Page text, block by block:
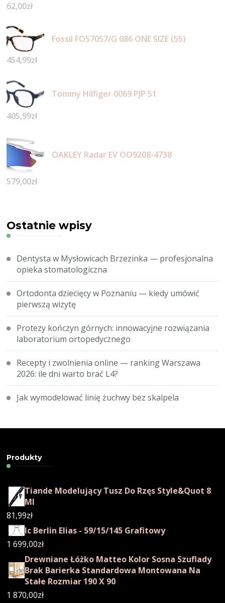
62,00zł
Fossil FOS7057/G 086 ONE SIZE (55)
454,99zł
Tommy Hilfiger 0069 PJP 51
405,99zł
OAKLEY Radar EV OO9208-4738
579,00zł
Ostatnie wpisy
Dentysta w Mysłowicach Brzezinka — profesjonalna
opieka stomatologiczna
Ortodonta dziecięcy w Poznaniu — kiedy umówić
pierwszą wizytę
Protezy kończyn górnych: innowacyjne rozwiązania
laboratorium ortopedycznego
Recepty i zwolnienia online — ranking Warszawa
2026: ile dni warto brać L4?
Jak wymodelować linię żuchwy bez skalpela
Produkty
Tiande Modelujący Tusz Do Rzęs Style&Quot 8
Ml
81,99zł
Ic Berlin Elias - 59/15/145 Grafitowy
1 699,00zł
Drewniane Łóżko Matteo Kolor Sosna Szuflady
Brak Barierka Standardowa Montowana Na
Stałe Rozmiar 190 X 90
1 870,00zł